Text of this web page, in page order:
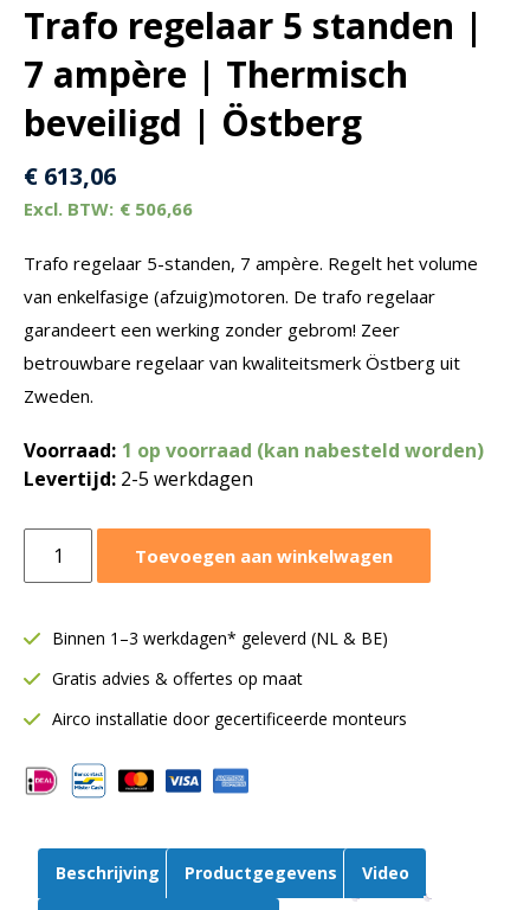
Trafo regelaar 5 standen |
7 ampère | Thermisch
beveiligd | Östberg
€ 613,06
€ 506,66
Trafo regelaar 5-standen, 7 ampère. Regelt het volume
van enkelfasige (afzuig)motoren. De trafo regelaar
garandeert een werking zonder gebrom! Zeer
betrouwbare regelaar van kwaliteitsmerk Östberg uit
Zweden.
Voorraad: 1 op voorraad (kan nabesteld worden)
Levertijd: 2-5 werkdagen
regelaar
standen
7
ampère
Thermisch
beveiligd
Östberg
aantal
Toevoegen aan winkelwagen
Binnen 1–3 werkdagen* geleverd (NL & BE)
Gratis advies & offertes op maat
Airco installatie door gecertificeerde monteurs
Beschrijving Productgegevens Video